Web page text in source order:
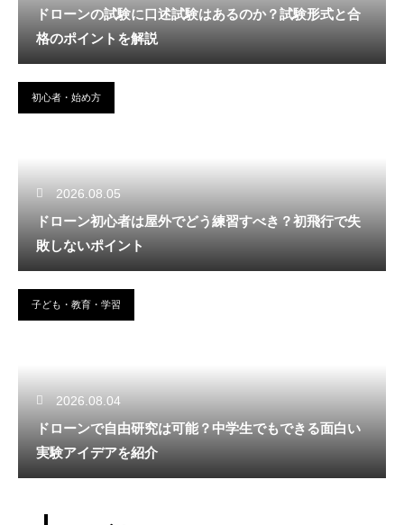
ドローンの試験に口述試験はあるのか？試験形式と合
格のポイントを解説
初心者・始め方
2026.08.05
ドローン初心者は屋外でどう練習すべき？初飛行で失
敗しないポイント
子ども・教育・学習
2026.08.04
ドローンで自由研究は可能？中学生でもできる面白い
実験アイデアを紹介